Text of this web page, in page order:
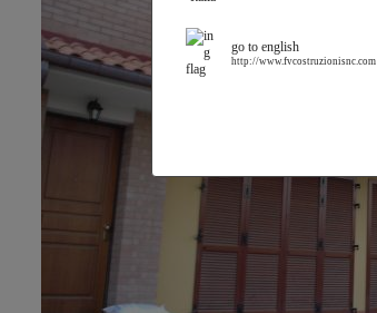
go to english
http://www.fvcostruzionisnc.com